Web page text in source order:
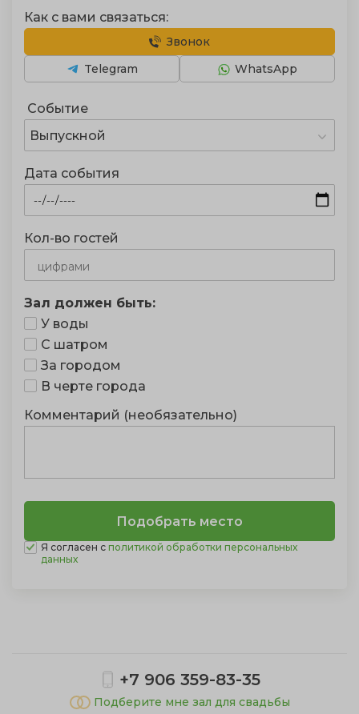
Событие
Выпускной
Дата события
Кол-во гостей
Зал должен быть:
У воды
С шатром
За городом
В черте города
Как с вами связаться:
Звонок
WhatsApp
Telegram
Комментарий (необязательно)
Я согласен с политикой обработки персональных
данных
+7 906 359-83-35
Подберите мне зал для свадьбы